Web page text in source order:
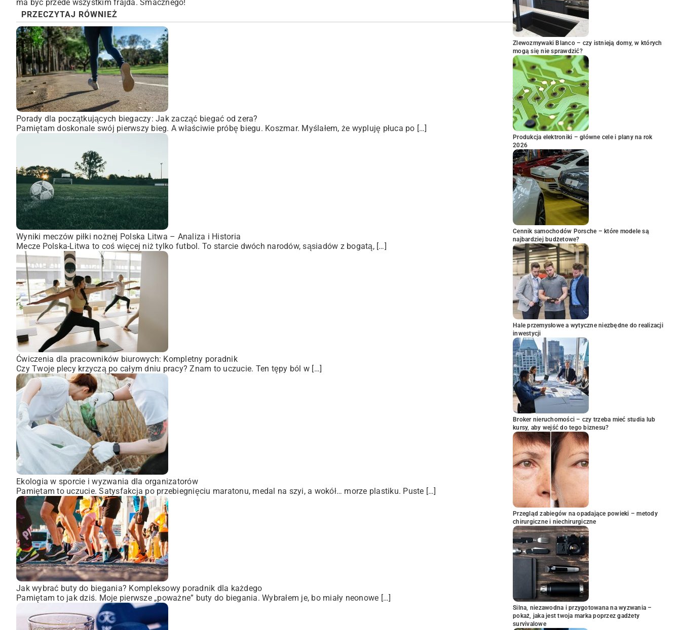
ma być przede wszystkim frajda. Smacznego!
PRZECZYTAJ RÓWNIEŻ
Porady dla początkujących biegaczy: Jak zacząć biegać od zera?
Pamiętam doskonale swój pierwszy bieg. A właściwie próbę biegu. Koszmar. Myślałem, że wypluję płuca po […]
Wyniki meczów piłki nożnej Polska Litwa – Analiza i Historia
Mecze Polska-Litwa to coś więcej niż tylko futbol. To starcie dwóch narodów, sąsiadów z bogatą, […]
Ćwiczenia dla pracowników biurowych: Kompletny poradnik
Czy Twoje plecy krzyczą po całym dniu pracy? Znam to uczucie. Ten tępy ból w […]
Ekologia w sporcie i wyzwania dla organizatorów
Pamiętam to uczucie. Satysfakcja po przebiegnięciu maratonu, medal na szyi, a wokół… morze plastiku. Puste […]
Jak wybrać buty do biegania? Kompleksowy poradnik dla każdego
Pamiętam to jak dziś. Moje pierwsze „poważne” buty do biegania. Wybrałem je, bo miały neonowe […]
Zlewozmywaki Blanco – czy istnieją domy, w których
mogą się nie sprawdzić?
Produkcja elektroniki – główne cele i plany na rok
2026
Cennik samochodów Porsche – które modele są
najbardziej budżetowe?
Hale przemysłowe a wytyczne niezbędne do realizacji
inwestycji
Broker nieruchomości – czy trzeba mieć studia lub
kursy, aby wejść do tego biznesu?
Przegląd zabiegów na opadające powieki – metody
chirurgiczne i niechirurgiczne
Silna, niezawodna i przygotowana na wyzwania –
pokaż, jaka jest twoja marka poprzez gadżety
survivalowe